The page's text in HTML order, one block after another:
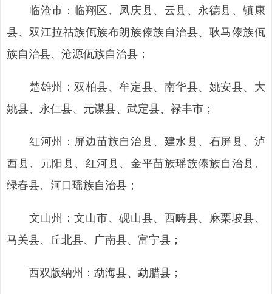
临沧市：临翔区、凤庆县、云县、永德县、镇康
县、双江拉祜族佤族布朗族傣族自治县、耿马傣族佤
族自治县、沧源佤族自治县；
楚雄州：双柏县、牟定县、南华县、姚安县、大
姚县、永仁县、元谋县、武定县、禄丰市；
红河州：屏边苗族自治县、建水县、石屏县、泸
西县、元阳县、红河县、金平苗族瑶族傣族自治县、
绿春县、河口瑶族自治县；
文山州：文山市、砚山县、西畴县、麻栗坡县、
马关县、丘北县、广南县、富宁县；
西双版纳州：勐海县、勐腊县；